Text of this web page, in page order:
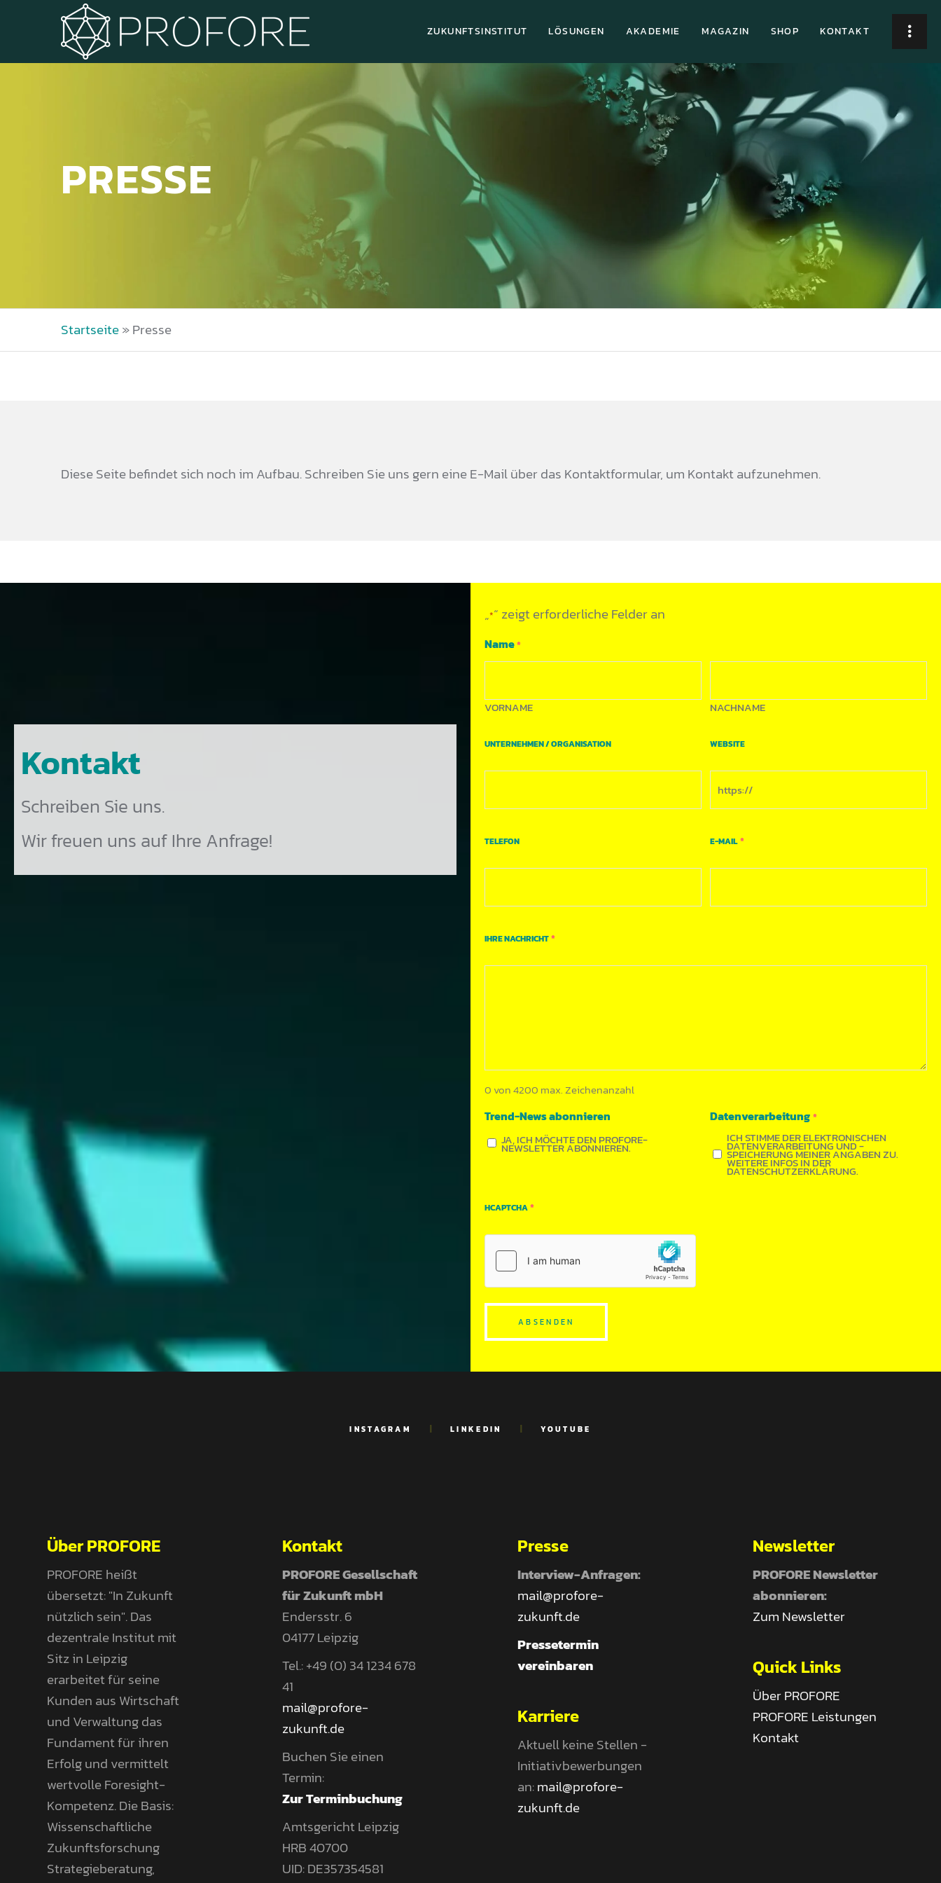
ZUKUNFTSINSTITUT LÖSUNGEN AKADEMIE MAGAZIN SHOP KONTAKT
PRESSE
Startseite»Presse
Diese Seite befindet sich noch im Aufbau. Schreiben Sie uns gern eine E-Mail über das Kontaktformular, um Kontakt aufzunehmen.
Kontakt
Schreiben Sie uns.
Wir freuen uns auf Ihre Anfrage!
„*“ zeigt erforderliche Felder an
Name*
VORNAME NACHNAME
UNTERNEHMEN / ORGANISATION WEBSITE
TELEFON E-MAIL *
IHRE NACHRICHT*
0 von 4200 max. Zeichenanzahl
Trend-News abonnieren
JA, ICH MÖCHTE DEN PROFORE-
NEWSLETTER ABONNIEREN.
Datenverarbeitung *
ICH STIMME DER ELEKTRONISCHEN
DATENVERARBEITUNG UND -
SPEICHERUNG MEINER ANGABEN ZU.
WEITERE INFOS IN DER
DATENSCHUTZERKLÄRUNG.
HCAPTCHA*
INSTAGRAM LINKEDIN YOUTUBE
Über PROFORE
PROFORE heißt
übersetzt: "In Zukunft
nützlich sein". Das
dezentrale Institut mit
Sitz in Leipzig
erarbeitet für seine
Kunden aus Wirtschaft
und Verwaltung das
Fundament für ihren
Erfolg und vermittelt
wertvolle Foresight-
Kompetenz. Die Basis:
Wissenschaftliche
Zukunftsforschung
Strategieberatung,
Kontakt
PROFORE Gesellschaft
für Zukunft mbH
Endersstr. 6
04177 Leipzig
Tel.: +49 (0) 34 1234 678
41
mail@profore-
zukunft.de
Buchen Sie einen
Termin:
Zur Terminbuchung
Amtsgericht Leipzig
HRB 40700
UID: DE357354581
Presse
Interview-Anfragen:
mail@profore-
zukunft.de
Pressetermin
vereinbaren
Karriere
Aktuell keine Stellen -
Initiativbewerbungen
an:mail@profore-
zukunft.de
Newsletter
PROFORE Newsletter
abonnieren:
Zum Newsletter
Quick Links
Über PROFORE
PROFORE Leistungen
Kontakt